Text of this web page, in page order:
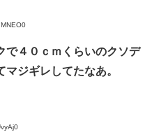
で４０ｃｍくらいのクソデ
マジギレしてたなあ。